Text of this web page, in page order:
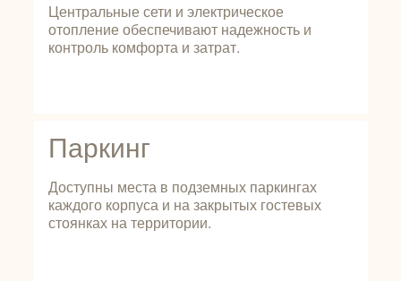
Паркинг
Доступны места в подземных паркингах
каждого корпуса и на закрытых гостевых
стоянках на территории.
Центральные сети и электрическое
отопление обеспечивают надежность и
контроль комфорта и затрат.